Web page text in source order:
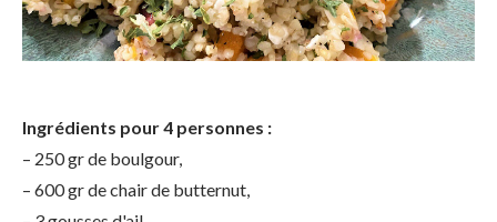
Ingrédients pour 4 personnes :
– 250 gr de boulgour,
– 600 gr de chair de butternut,